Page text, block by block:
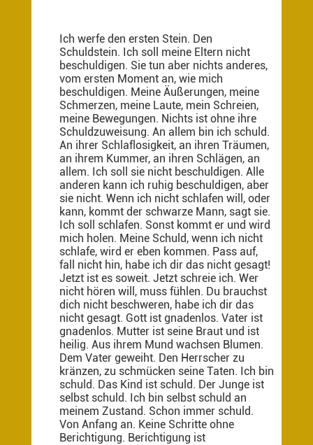
Ich werfe den ersten Stein. Den
Schuldstein. Ich soll meine Eltern nicht
beschuldigen. Sie tun aber nichts anderes,
vom ersten Moment an, wie mich
beschuldigen. Meine Äußerungen, meine
Schmerzen, meine Laute, mein Schreien,
meine Bewegungen. Nichts ist ohne ihre
Schuldzuweisung. An allem bin ich schuld.
An ihrer Schlaflosigkeit, an ihren Träumen,
an ihrem Kummer, an ihren Schlägen, an
allem. Ich soll sie nicht beschuldigen. Alle
anderen kann ich ruhig beschuldigen, aber
sie nicht. Wenn ich nicht schlafen will, oder
kann, kommt der schwarze Mann, sagt sie.
Ich soll schlafen. Sonst kommt er und wird
mich holen. Meine Schuld, wenn ich nicht
schlafe, wird er eben kommen. Pass auf,
fall nicht hin, habe ich dir das nicht gesagt!
Jetzt ist es soweit. Jetzt schreie ich. Wer
nicht hören will, muss fühlen. Du brauchst
dich nicht beschweren, habe ich dir das
nicht gesagt. Gott ist gnadenlos. Vater ist
gnadenlos. Mutter ist seine Braut und ist
heilig. Aus ihrem Mund wachsen Blumen.
Dem Vater geweiht. Den Herrscher zu
kränzen, zu schmücken seine Taten. Ich bin
schuld. Das Kind ist schuld. Der Junge ist
selbst schuld. Ich bin selbst schuld an
meinem Zustand. Schon immer schuld.
Von Anfang an. Keine Schritte ohne
Berichtigung. Berichtigung ist